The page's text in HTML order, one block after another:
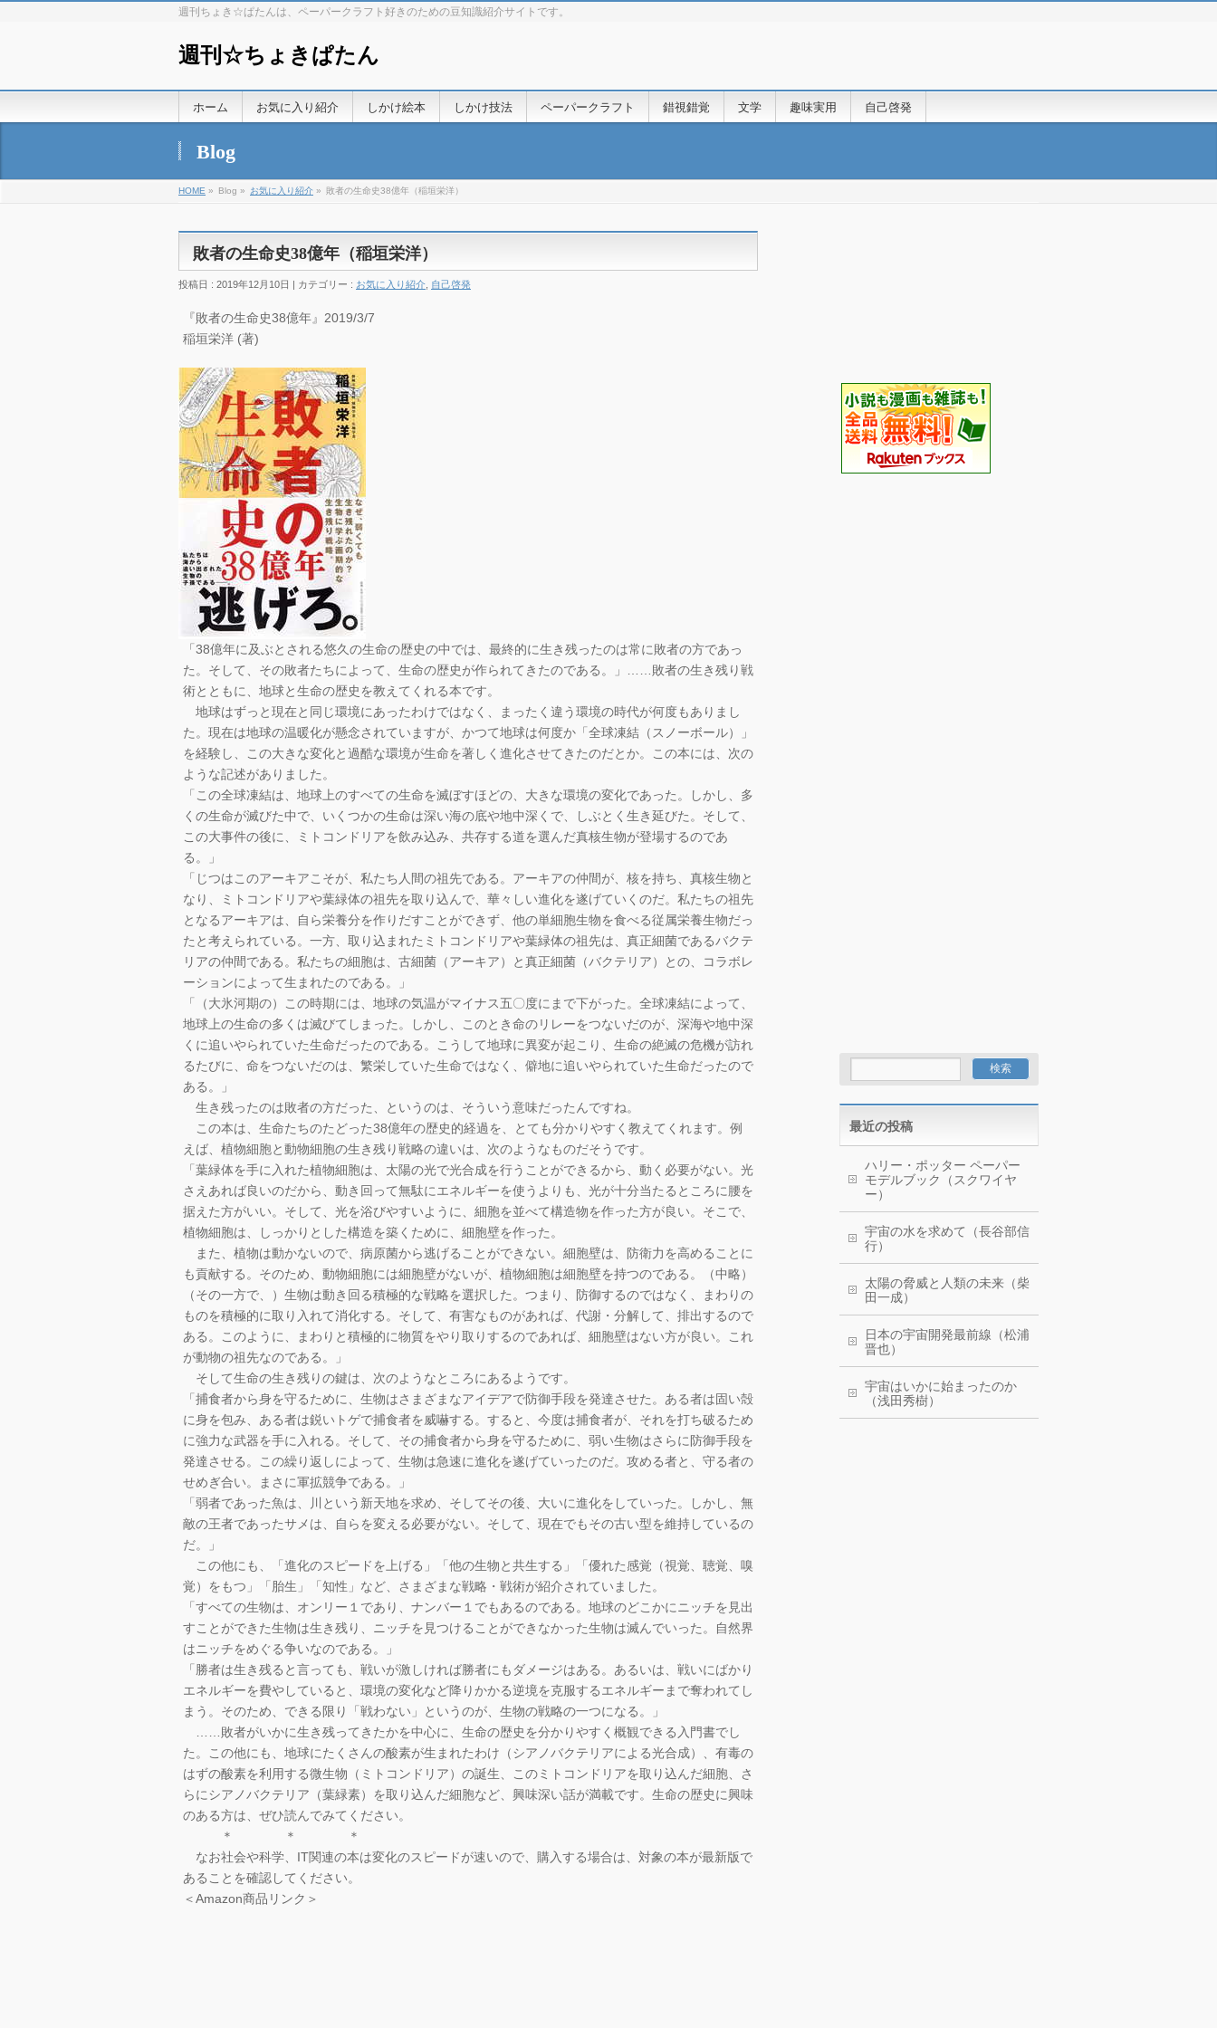
週刊ちょき☆ぱたんは、ペーパークラフト好きのための豆知識紹介サイトです。
週刊☆ちょきぱたん
ホーム お気に入り紹介 しかけ絵本 しかけ技法 ペーパークラフト 錯視錯覚 文学 趣味実用 自己啓発
Blog
HOME » Blog » お気に入り紹介 » 敗者の生命史38億年（稲垣栄洋）
敗者の生命史38億年（稲垣栄洋）
投稿日 : 2019年12月10日 | カテゴリー : お気に入り紹介 自己啓発
『敗者の生命史38億年』2019/3/7
稲垣栄洋 (著)
「38億年に及ぶとされる悠久の生命の歴史の中では、最終的に生き残ったのは常に敗者の方であっ
た。そして、その敗者たちによって、生命の歴史が作られてきたのである。」……敗者の生き残り戦
術とともに、地球と生命の歴史を教えてくれる本です。
地球はずっと現在と同じ環境にあったわけではなく、まったく違う環境の時代が何度もありまし
た。現在は地球の温暖化が懸念されていますが、かつて地球は何度か「全球凍結（スノーボール）」
を経験し、この大きな変化と過酷な環境が生命を著しく進化させてきたのだとか。この本には、次の
ような記述がありました。
「この全球凍結は、地球上のすべての生命を滅ぼすほどの、大きな環境の変化であった。しかし、多
くの生命が滅びた中で、いくつかの生命は深い海の底や地中深くで、しぶとく生き延びた。そして、
この大事件の後に、ミトコンドリアを飲み込み、共存する道を選んだ真核生物が登場するのであ
る。」
「じつはこのアーキアこそが、私たち人間の祖先である。アーキアの仲間が、核を持ち、真核生物と
なり、ミトコンドリアや葉緑体の祖先を取り込んで、華々しい進化を遂げていくのだ。私たちの祖先
となるアーキアは、自ら栄養分を作りだすことができず、他の単細胞生物を食べる従属栄養生物だっ
たと考えられている。一方、取り込まれたミトコンドリアや葉緑体の祖先は、真正細菌であるバクテ
リアの仲間である。私たちの細胞は、古細菌（アーキア）と真正細菌（バクテリア）との、コラボレ
ーションによって生まれたのである。」
「（大氷河期の）この時期には、地球の気温がマイナス五〇度にまで下がった。全球凍結によって、
地球上の生命の多くは滅びてしまった。しかし、このとき命のリレーをつないだのが、深海や地中深
くに追いやられていた生命だったのである。こうして地球に異変が起こり、生命の絶滅の危機が訪れ
るたびに、命をつないだのは、繁栄していた生命ではなく、僻地に追いやられていた生命だったので
ある。」
生き残ったのは敗者の方だった、というのは、そういう意味だったんですね。
この本は、生命たちのたどった38億年の歴史的経過を、とても分かりやすく教えてくれます。例
えば、植物細胞と動物細胞の生き残り戦略の違いは、次のようなものだそうです。
「葉緑体を手に入れた植物細胞は、太陽の光で光合成を行うことができるから、動く必要がない。光
さえあれば良いのだから、動き回って無駄にエネルギーを使うよりも、光が十分当たるところに腰を
据えた方がいい。そして、光を浴びやすいように、細胞を並べて構造物を作った方が良い。そこで、
植物細胞は、しっかりとした構造を築くために、細胞壁を作った。
また、植物は動かないので、病原菌から逃げることができない。細胞壁は、防衛力を高めることに
も貢献する。そのため、動物細胞には細胞壁がないが、植物細胞は細胞壁を持つのである。（中略）
（その一方で、）生物は動き回る積極的な戦略を選択した。つまり、防御するのではなく、まわりの
ものを積極的に取り入れて消化する。そして、有害なものがあれば、代謝・分解して、排出するので
ある。このように、まわりと積極的に物質をやり取りするのであれば、細胞壁はない方が良い。これ
が動物の祖先なのである。」
そして生命の生き残りの鍵は、次のようなところにあるようです。
「捕食者から身を守るために、生物はさまざまなアイデアで防御手段を発達させた。ある者は固い殻
に身を包み、ある者は鋭いトゲで捕食者を威嚇する。すると、今度は捕食者が、それを打ち破るため
に強力な武器を手に入れる。そして、その捕食者から身を守るために、弱い生物はさらに防御手段を
発達させる。この繰り返しによって、生物は急速に進化を遂げていったのだ。攻める者と、守る者の
せめぎ合い。まさに軍拡競争である。」
「弱者であった魚は、川という新天地を求め、そしてその後、大いに進化をしていった。しかし、無
敵の王者であったサメは、自らを変える必要がない。そして、現在でもその古い型を維持しているの
だ。」
この他にも、「進化のスピードを上げる」「他の生物と共生する」「優れた感覚（視覚、聴覚、嗅
覚）をもつ」「胎生」「知性」など、さまざまな戦略・戦術が紹介されていました。
「すべての生物は、オンリー１であり、ナンバー１でもあるのである。地球のどこかにニッチを見出
すことができた生物は生き残り、ニッチを見つけることができなかった生物は滅んでいった。自然界
はニッチをめぐる争いなのである。」
「勝者は生き残ると言っても、戦いが激しければ勝者にもダメージはある。あるいは、戦いにばかり
エネルギーを費やしていると、環境の変化など降りかかる逆境を克服するエネルギーまで奪われてし
まう。そのため、できる限り「戦わない」というのが、生物の戦略の一つになる。」
……敗者がいかに生き残ってきたかを中心に、生命の歴史を分かりやすく概観できる入門書でし
た。この他にも、地球にたくさんの酸素が生まれたわけ（シアノバクテリアによる光合成）、有毒の
はずの酸素を利用する微生物（ミトコンドリア）の誕生、このミトコンドリアを取り込んだ細胞、さ
らにシアノバクテリア（葉緑素）を取り込んだ細胞など、興味深い話が満載です。生命の歴史に興味
のある方は、ぜひ読んでみてください。
＊ ＊ ＊
なお社会や科学、IT関連の本は変化のスピードが速いので、購入する場合は、対象の本が最新版で
あることを確認してください。
＜Amazon商品リンク＞
最近の投稿
ハリー・ポッター ペーパー
モデルブック（スクワイヤ
ー）
宇宙の水を求めて（長谷部信
行）
太陽の脅威と人類の未来（柴
田一成）
日本の宇宙開発最前線（松浦
晋也）
宇宙はいかに始まったのか
（浅田秀樹）